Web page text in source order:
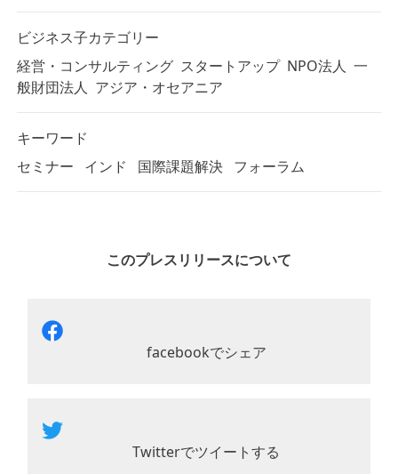
ビジネス子カテゴリー
経営・コンサルティング スタートアップ NPO法人 一
般財団法人 アジア・オセアニア
キーワード
セミナー
インド 国際課題解決 フォーラム
このプレスリリースについて
facebookでシェア
Twitterでツイートする